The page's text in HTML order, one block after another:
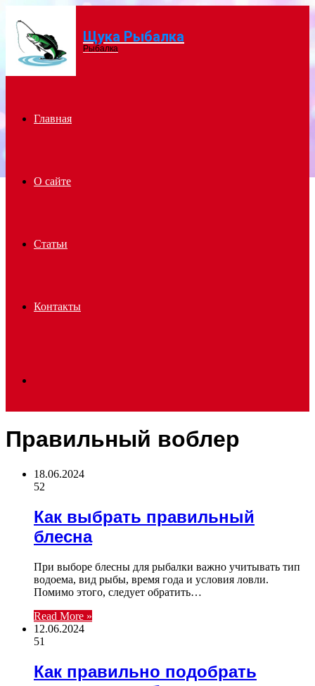
Menu Щука Рыбалка
Рыбалка
Главная
О сайте
Статьи
Контакты
for
Правильный воблер
18.06.2024
52
Как выбрать правильный
блесна
При выборе блесны для рыбалки важно учитывать тип
водоема, вид рыбы, время года и условия ловли.
Помимо этого, следует обратить…
Read More »
12.06.2024
51
Как правильно подобрать